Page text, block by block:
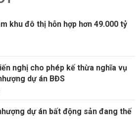
khu đô thị hỗn hợp hơn 49.000 tỷ
nghị cho phép kế thừa nghĩa vụ
dự án BĐS
dự án bất động sản đang thế